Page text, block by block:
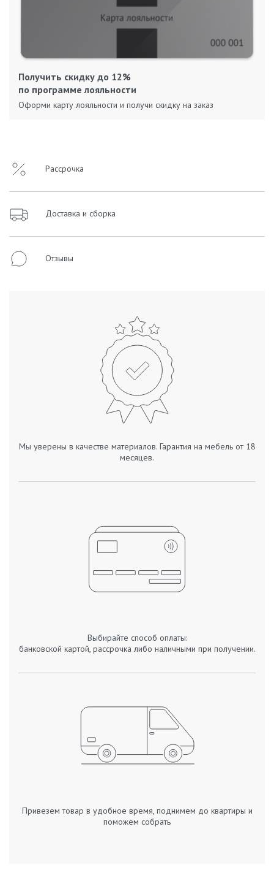
Получить скидку до 12%
по программе лояльности
Оформи карту лояльности и получи скидку на заказ
Рассрочка
Доставка и сборка
Отзывы
Мы уверены в качестве материалов. Гарантия на мебель от 18
месяцев.
Выбирайте способ оплаты:
банковской картой, рассрочка либо наличными при получении.
Привезем товар в удобное время, поднимем до квартиры и
поможем собрать